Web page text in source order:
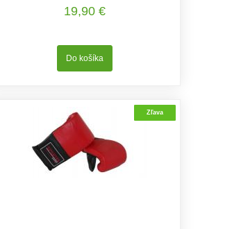
19,90 €
Zľava